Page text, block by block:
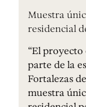
Muestra
residencial
“El
parte de la
Fortalezas
muestra